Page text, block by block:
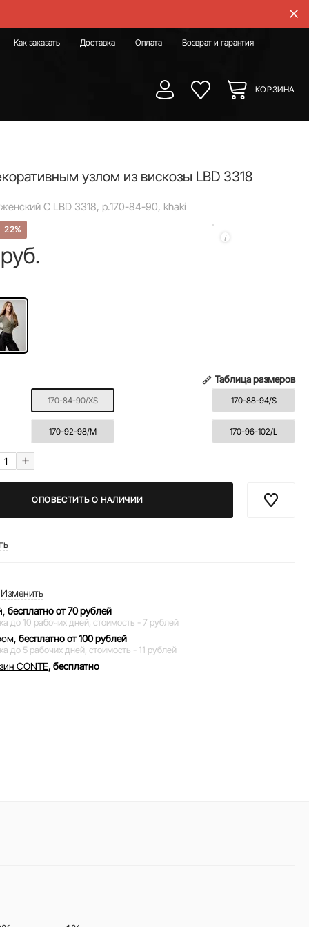
Как заказать Доставка Оплата Возврат и гарантия
КОРЗИНА
узлом из вискозы LBD 3318
C LBD 3318, р.170-84-90, khaki
22%
Таблица размеров
170-84-90/XS 170-88-94/S
170-92-98/M 170-96-102/L
+
ОПОВЕСТИТЬ О НАЛИЧИИ
Изменить
бесплатно от 70 рублей
до 10 рабочих дней, стоимость - 7 рублей
бесплатно от 100 рублей
до 5 рабочих дней, стоимость - 11 рублей
CONTE, бесплатно